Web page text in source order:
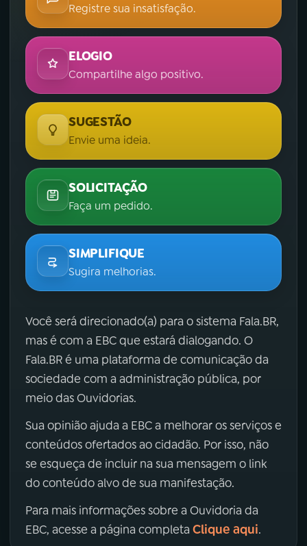
Registre sua insatisfação.
ELOGIO
Compartilhe algo positivo.
SUGESTÃO
Envie uma ideia.
SOLICITAÇÃO
Faça um pedido.
SIMPLIFIQUE
Sugira melhorias.
Você será direcionado(a) para o sistema Fala.BR,
mas é com a EBC que estará dialogando. O
Fala.BR é uma plataforma de comunicação da
sociedade com a administração pública, por
meio das Ouvidorias.
Sua opinião ajuda a EBC a melhorar os serviços e
conteúdos ofertados ao cidadão. Por isso, não
se esqueça de incluir na sua mensagem o link
do conteúdo alvo de sua manifestação.
Para mais informações sobre a Ouvidoria da
EBC, acesse a página completa Clique aqui.